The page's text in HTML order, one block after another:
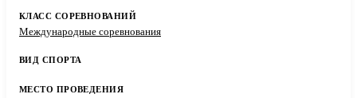
Международные соревнования